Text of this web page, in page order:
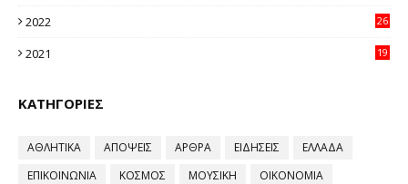
2022
26
2021
19
ΚΑΤΗΓΟΡΙΕΣ
ΑΘΛΗΤΙΚΑ ΑΠΟΨΕΙΣ ΑΡΘΡΑ ΕΙΔΗΣΕΙΣ
ΕΛΛΑΔΑ
ΕΠΙΚΟΙΝΩΝΙΑ
ΚΟΣΜΟΣ ΜΟΥΣΙΚΗ
ΟΙΚΟΝΟΜΙΑ